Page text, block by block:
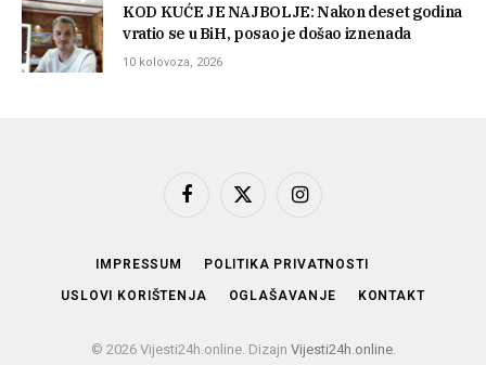
KOD KUĆE JE NAJBOLJE: Nakon deset godina
vratio se u BiH, posao je došao iznenada
10 kolovoza, 2026
Facebook
X
Instagram
IMPRESSUM POLITIKA PRIVATNOSTI
USLOVI KORIŠTENJA OGLAŠAVANJE KONTAKT
© 2026 Vijesti24h.online. Dizajn Vijesti24h.online.